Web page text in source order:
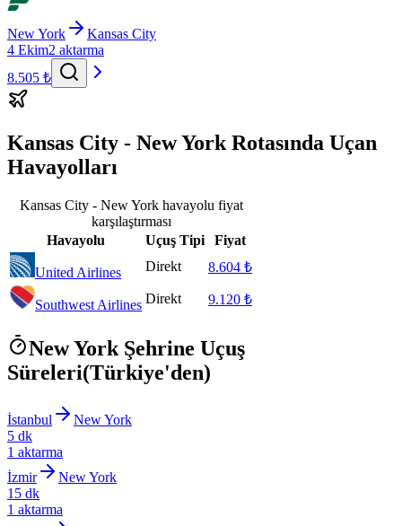
New York
Kansas City
4 Ekim2 aktarma
8.505 ₺
Kansas City - New York Rotasında Uçan
Havayolları
Kansas City - New York havayolu fiyat
karşılaştırması
Havayolu
Uçuş Tipi Fiyat
United Airlines Direkt 8.604 ₺
Southwest Airlines Direkt 9.120 ₺
New York Şehrine Uçuş
Süreleri(Türkiye'den)
İstanbul
New York
5 dk
1 aktarma
İzmir
New York
15 dk
1 aktarma